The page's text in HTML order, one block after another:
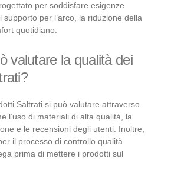
per soddisfare esigenze
supporto per l’arco, la riduzione della
quotidiano.
valutare la qualità dei
Saltrati si può valutare attraverso
l’uso di materiali di alta qualità, la
e le recensioni degli utenti. Inoltre,
il processo di controllo qualità
prima di mettere i prodotti sul